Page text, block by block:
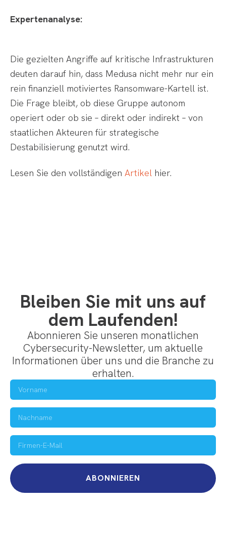
Expertenanalyse:
Die gezielten Angriffe auf kritische Infrastrukturen
deuten darauf hin, dass Medusa nicht mehr nur ein
rein finanziell motiviertes Ransomware-Kartell ist.
Die Frage bleibt, ob diese Gruppe autonom
operiert oder ob sie – direkt oder indirekt – von
staatlichen Akteuren für strategische
Destabilisierung genutzt wird.
Lesen Sie den vollständigen Artikel hier.
Bleiben Sie mit uns auf
dem Laufenden!
Abonnieren Sie unseren monatlichen
Cybersecurity-Newsletter, um aktuelle
Informationen über uns und die Branche zu
erhalten.
ABONNIEREN